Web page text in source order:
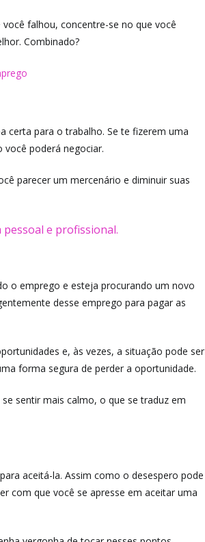
falhou, concentre-se no que você
Combinado?
certa para o trabalho. Se te fizerem uma
você poderá negociar.
parecer um mercenário e diminuir suas
o emprego e esteja procurando um novo
desse emprego para pagar as
e, às vezes, a situação pode ser
forma segura de perder a oportunidade.
sentir mais calmo, o que se traduz em
aceitá-la. Assim como o desespero pode
com que você se apresse em aceitar uma